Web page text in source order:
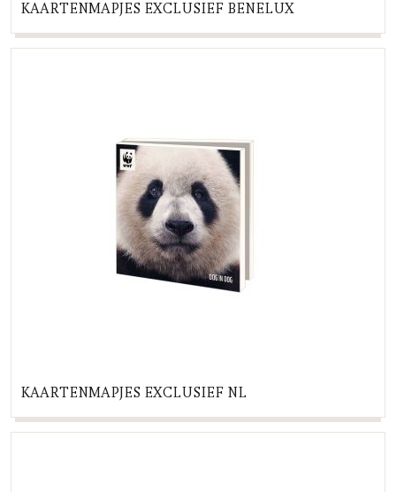
KAARTENMAPJES EXCLUSIEF BENELUX
KAARTENMAPJES EXCLUSIEF NL